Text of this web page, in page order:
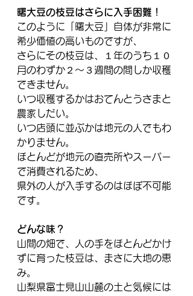
曙大豆の枝豆はさらに入手困難！
このように「曙大豆」自体が非常に
希少価値の高いものですが、
さらにその枝豆は、１年のうち１０
月のわずか２～３週間の間しか収穫
できません。
いつ収穫するかはおてんとうさまと
農家しだい。
いつ店頭に並ぶかは地元の人でもわ
かりません。
ほとんどが地元の直売所やスーパー
で消費されるため、
県外の人が入手するのはほぼ不可能
です。
どんな味？
山間の畑で、人の手をほとんどかけ
ずに育った枝豆は、まさに大地の恵
み。
山梨県富士見山山麓の土と気候には